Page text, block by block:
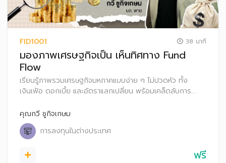
FID1001 38 นาที
มองภาพเศรษฐกิจเป็น เห็นทิศทาง Fund
Flow
เรียนรู้ภาพรวมเศรษฐกิจมหภาคแบบง่าย ๆ ไม่ปวดหัว ทั้ง
เงินเฟ้อ ดอกเบี้ย และอัตราแลกเปลี่ยน พร้อมเคล็ดลับการ
คุณกวี ชูกิจเกษม
การลงทุนในต่างประเทศ
ฟรี